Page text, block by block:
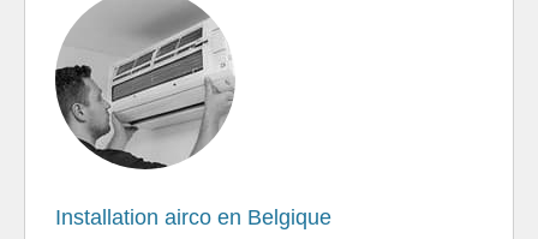
Installation airco en Belgique